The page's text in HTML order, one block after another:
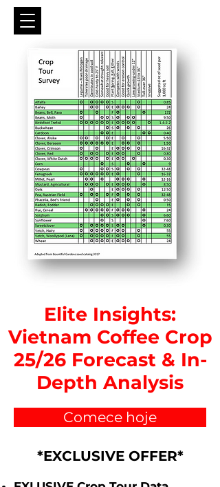
Elite Insights:
Vietnam Coffee Crop
25/26 Forecast & In-
Depth Analysis
Comece hoje
*EXCLUSIVE OFFER*